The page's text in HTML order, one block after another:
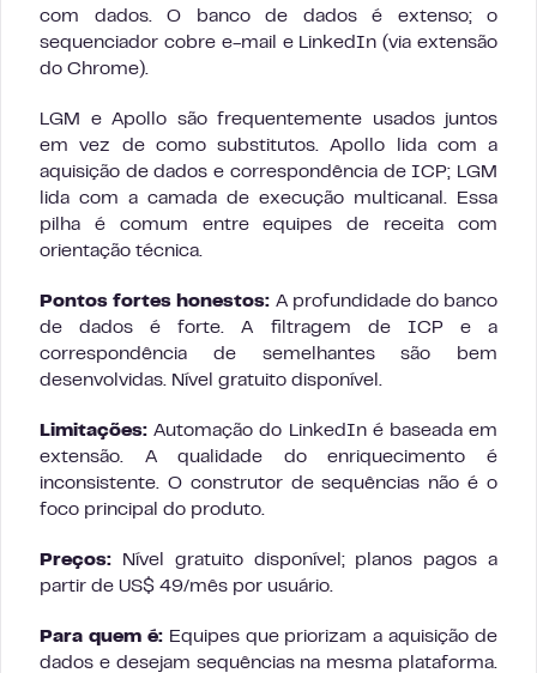
com dados. O banco de dados é extenso; o
sequenciador cobre e-mail e LinkedIn (via extensão
do Chrome).
LGM e Apollo são frequentemente usados juntos
em vez de como substitutos. Apollo lida com a
aquisição de dados e correspondência de ICP; LGM
lida com a camada de execução multicanal. Essa
pilha é comum entre equipes de receita com
orientação técnica.
Pontos fortes honestos: A profundidade do banco
de dados é forte. A filtragem de ICP e a
correspondência de semelhantes são bem
desenvolvidas. Nível gratuito disponível.
Limitações: Automação do LinkedIn é baseada em
extensão. A qualidade do enriquecimento é
inconsistente. O construtor de sequências não é o
foco principal do produto.
Preços: Nível gratuito disponível; planos pagos a
partir de US$ 49/mês por usuário.
Para quem é:Equipes que priorizam a aquisição de
dados e desejam sequências na mesma plataforma.